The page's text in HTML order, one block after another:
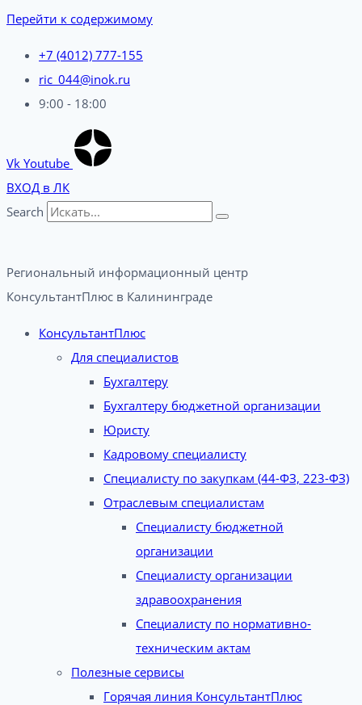
Перейти к содержимому
+7 (4012) 777-155
ric_044@inok.ru
9:00 - 18:00
Vk Youtube
ВХОД в ЛК
Search
Региональный информационный центр
КонсультантПлюс в Калининграде​
КонсультантПлюс
Для специалистов
Бухгалтеру
Бухгалтеру бюджетной организации
Юристу
Кадровому специалисту
Специалисту по закупкам (44-ФЗ, 223-ФЗ)
Отраслевым специалистам
Специалисту бюджетной
организации
Специалисту организации
здравоохранения
Специалисту по нормативно-
техническим актам
Полезные сервисы
Горячая линия КонсультантПлюс